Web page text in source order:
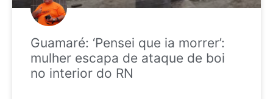
Guamaré: ‘Pensei que ia morrer’:
mulher escapa de ataque de boi
no interior do RN